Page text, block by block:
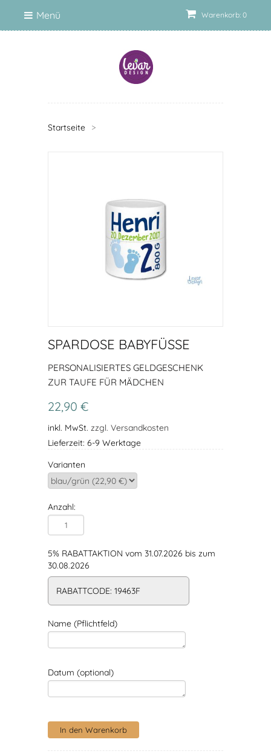
Warenkorb: 0
Menü
Startseite >
SPARDOSE BABYFÜSSE
PERSONALISIERTES GELDGESCHENK
ZUR TAUFE FÜR MÄDCHEN
22,90 €
inkl. MwSt. zzgl. Versandkosten
Lieferzeit: 6-9 Werktage
Varianten
Anzahl:
5% RABATTAKTION vom 31.07.2026 bis zum
30.08.2026
RABATTCODE: 19463F
Name (Pflichtfeld)
Datum (optional)